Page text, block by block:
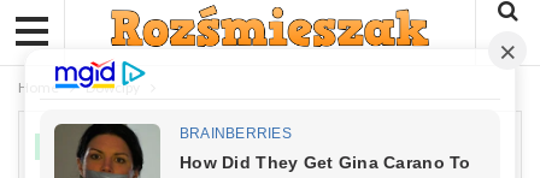
Home Dowcipy
DOWCIPY